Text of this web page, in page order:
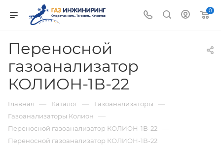
0
Переносной
газоанализатор
КОЛИОН-1В-22
Главная — Каталог — Газоанализаторы —
Газоанализаторы Колион —
Переносной газоанализатор КОЛИОН-1В-22 —
Переносной газоанализатор КОЛИОН-1В-22